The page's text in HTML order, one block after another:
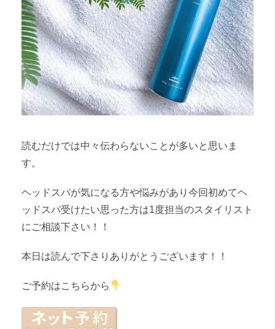
読むだけでは中々伝わらないことが多いと思いま
す。
ヘッドスパが気になる方や悩みがあり今回初めてヘ
ッドスパ受けたい思った方は1度担当のスタイリスト
にご相談下さい！！
本日は読んで下さりありがとうございます！！
ご予約はこちらから